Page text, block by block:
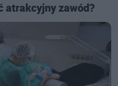
atrakcyjny zawód?